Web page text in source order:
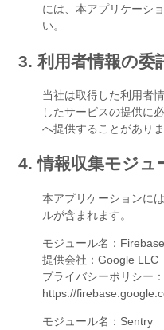
には、本アプリケーシ
い。
3. 利用者情報の委
当社は取得した利用者
したサービスの提供に
へ提供することがありま
4. 情報収集モジュ
本アプリケーションに
ルが含まれます。
モジュール名：
提供会社：Google LLC
プライバシーポリシー：
https://
モジュール名：Sentry